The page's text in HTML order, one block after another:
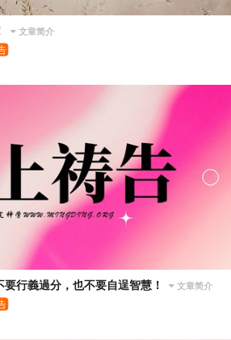
文章简介
要行義過分，也不要自逞智慧！ 文章简介